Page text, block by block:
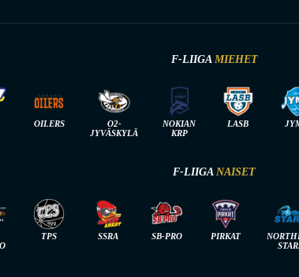
F-LIIGA MIEHET
OILERS
O2-
JYVÄSKYLÄ
NOKIAN
KRP
LASB
F-LIIGA NAISET
TPS SSRA SB-PRO PIRKAT